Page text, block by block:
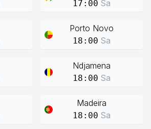
17:00 Sa
Porto Novo
18:00 Sa
Ndjamena
18:00 Sa
Madeira
18:00 Sa